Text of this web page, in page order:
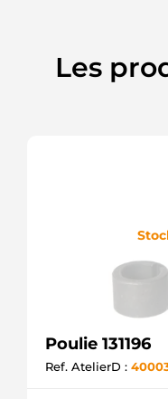
Les
Poulie 131196
Ref. AtelierD :